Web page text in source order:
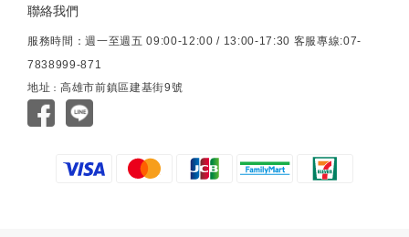
聯絡我們
服務時間：週一至週五 09:00-12:00 / 13:00-17:30 客服專線:07-
7838999-871
地址 ： 高雄市前鎮區建基街9號